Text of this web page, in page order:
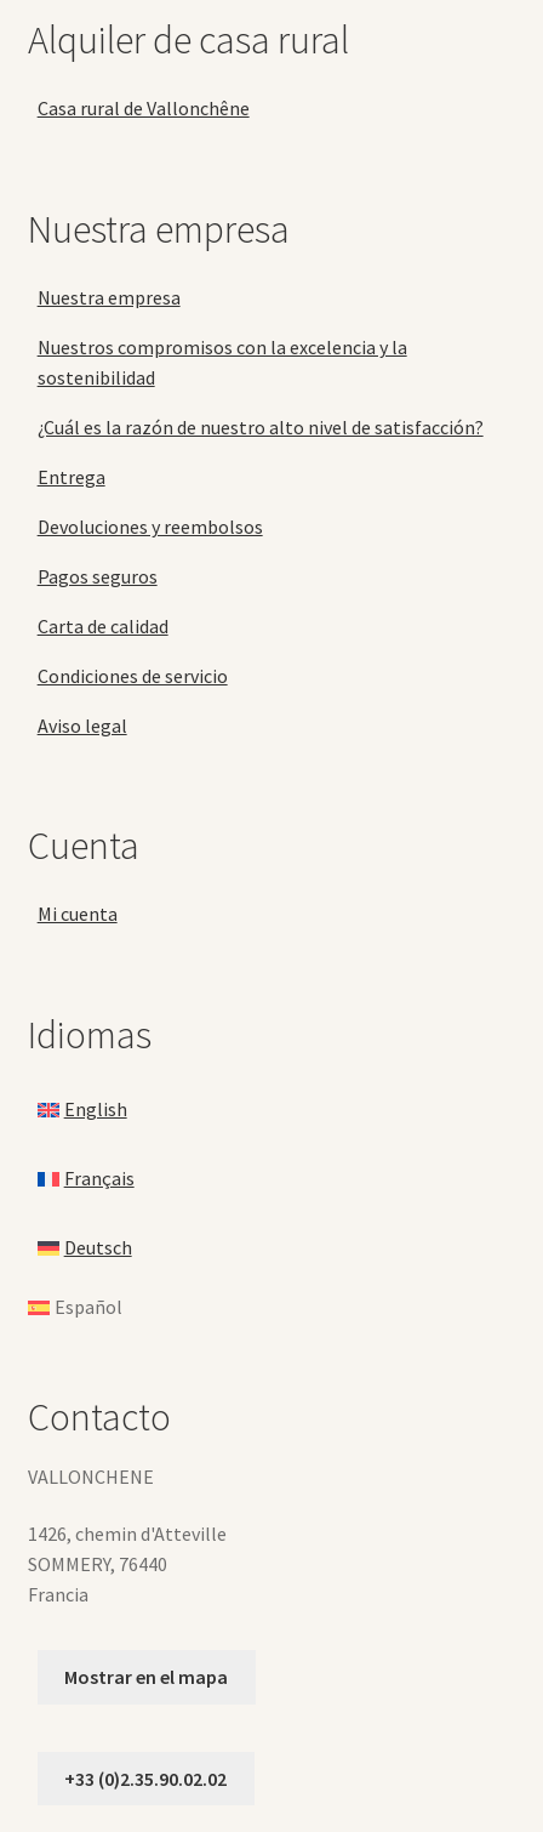
Alquiler de casa rural
Casa rural de Vallonchêne
Nuestra empresa
Nuestra empresa
Nuestros compromisos con la excelencia y la
sostenibilidad
¿Cuál es la razón de nuestro alto nivel de satisfacción?
Entrega
Devoluciones y reembolsos
Pagos seguros
Carta de calidad
Condiciones de servicio
Aviso legal
Cuenta
Mi cuenta
Idiomas
English
Français
Deutsch
Español
Contacto
VALLONCHENE
1426, chemin d'Atteville
SOMMERY, 76440
Francia
Mostrar en el mapa
+33 (0)2.35.90.02.02